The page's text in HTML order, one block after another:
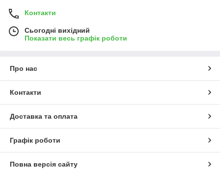
Контакти
Сьогодні вихідний
Показати весь графік роботи
Про нас
Контакти
Доставка та оплата
Графік роботи
Повна версія сайту